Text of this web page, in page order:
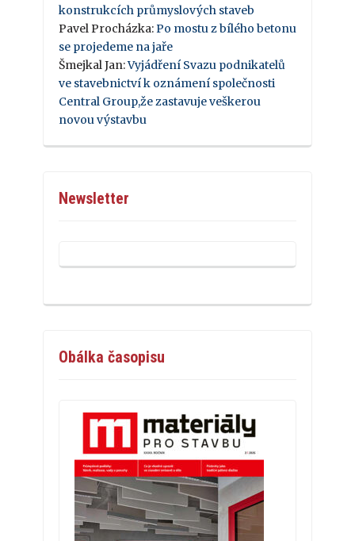
konstrukcích průmyslových staveb
Pavel Procházka: Po mostu z bílého betonu
se projedeme na jaře
Šmejkal Jan:Vyjádření Svazu podnikatelů
ve stavebnictví k oznámení společnosti
Central Group,že zastavuje veškerou
novou výstavbu
Newsletter
Obálka časopisu